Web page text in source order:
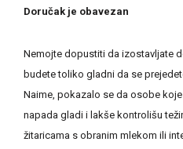
Doručak je obavezan
Nemojte dopustiti da izostavljate
budete toliko gladni da se
Naime, pokazalo se da osobe
napada gladi i lakše kontrolišu
žitaricama s obranim mlekom ili